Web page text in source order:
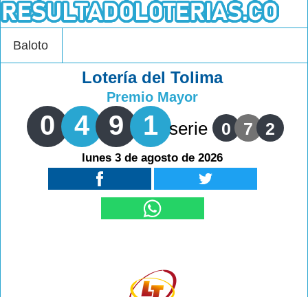
Baloto
Lotería del Tolima
Premio Mayor
0 4 9 1 serie 0 7 2
lunes 3 de agosto de 2026